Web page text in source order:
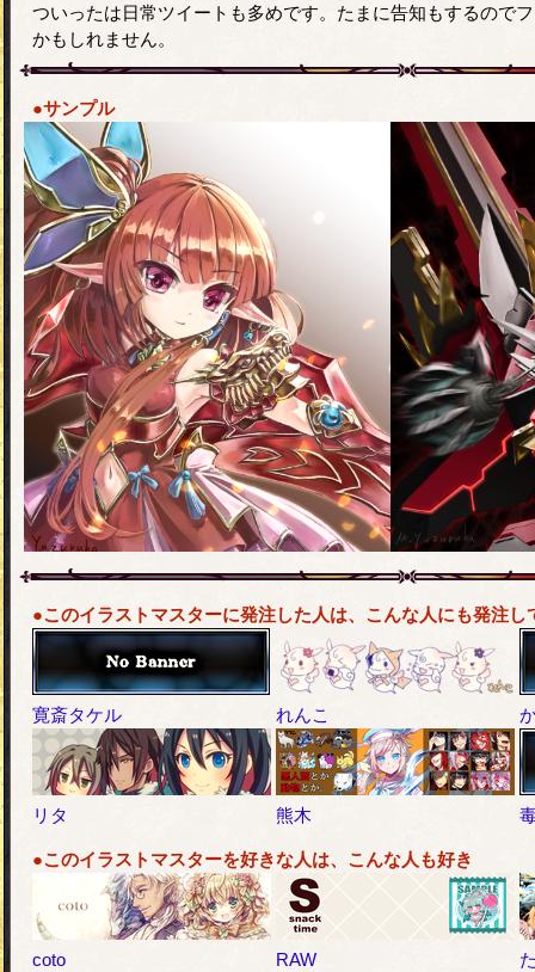
ついったは日常ツイートも多めです。たまに告知もするので
かもしれません。
●サンプル
●このイラストマスターに発注した人は、こんな人にも発注し
寛斎タケル れんこ
リタ 熊木
●このイラストマスターを好きな人は、こんな人も好き
coto RAW